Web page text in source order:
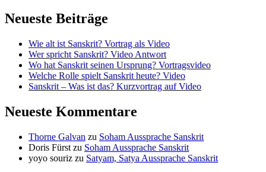
Neueste Beiträge
Wie alt ist Sanskrit? Vortrag als Video
Wer spricht Sanskrit? Video Antwort
Wo hat Sanskrit seinen Ursprung? Vortragsvideo
Welche Rolle spielt Sanskrit heute? Video
Sanskrit – Was ist das? Kurzvortrag auf Video
Neueste Kommentare
Thorne Galvan zu Soham Aussprache Sanskrit
Doris Fürst zu Soham Aussprache Sanskrit
yoyo souriz zu Satyam, Satya Aussprache Sanskrit